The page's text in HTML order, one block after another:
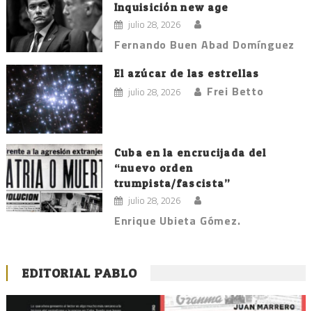
Inquisición new age
julio 28, 2026
Fernando Buen Abad Domínguez
El azúcar de las estrellas
julio 28, 2026 Frei Betto
Cuba en la encrucijada del
“nuevo orden
trumpista/fascista”
julio 28, 2026
Enrique Ubieta Gómez.
EDITORIAL PABLO